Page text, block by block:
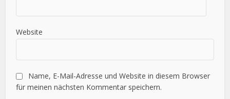
Website
Name, E-Mail-Adresse und Website in diesem Browser
für meinen nächsten Kommentar speichern.